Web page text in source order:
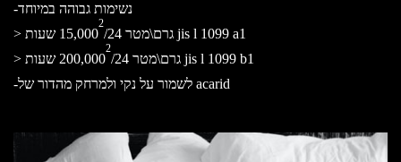
-נשימות גבוהה במיוחד
> גרם\מטר 15,000
2
/24 שעות jis l 1099 a1
> גרם\מטר 200,000
2
/24 שעות jis l 1099 b1
-לשמור על נקי ולמרחק מהדור של acarid